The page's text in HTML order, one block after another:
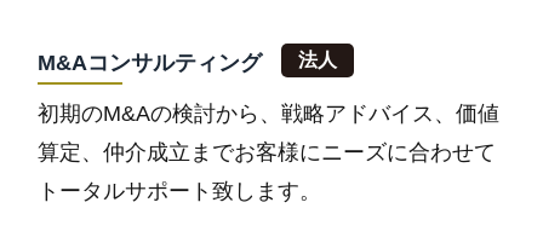
M&Aコンサルティング
初期のM&Aの検討から、戦略アドバイス、価値
算定、仲介成立までお客様にニーズに合わせて
トータルサポート致します。